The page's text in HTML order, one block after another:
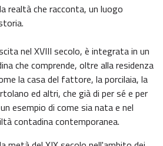
realtà che racconta, un luogo
nel XVIII secolo, è integrata in un
che comprende, oltre alla residenza
la casa del fattore, la porcilaia, la
ed altri, che già di per sé e per
esempio di come sia nata e nel
contadina contemporanea.